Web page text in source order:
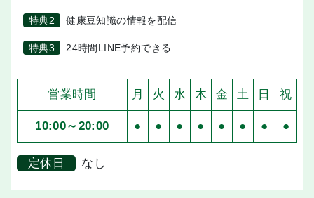
特典2 健康豆知識の情報を配信
特典3 24時間LINE予約できる
営業時間 月 火 水 木 金 土 日 祝
10:00～20:00 ● ● ● ● ● ● ● ●
定休日 なし